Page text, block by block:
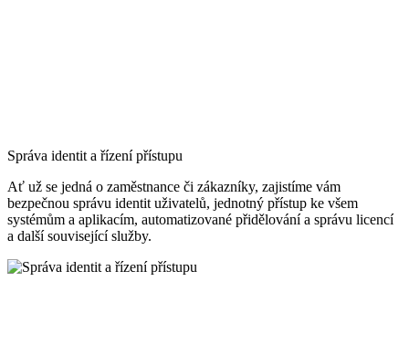
Správa identit a řízení přístupu
Ať už se jedná o zaměstnance či zákazníky, zajistíme vám
bezpečnou správu identit uživatelů, jednotný přístup ke všem
systémům a aplikacím, automatizované přidělování a správu licencí
a další související služby.